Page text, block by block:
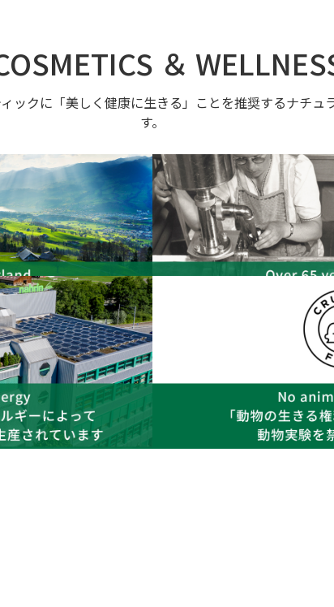
＆
ックに「美しく健康に生きる」ことを推奨するナチ
す。